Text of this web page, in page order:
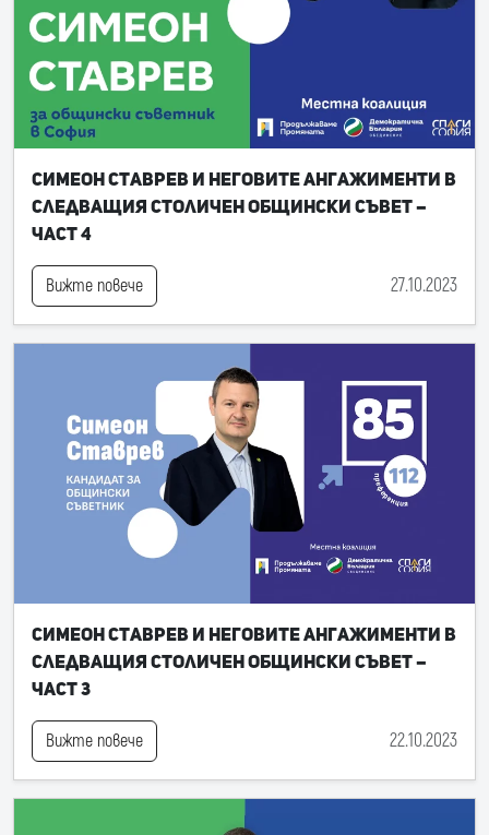
Симеон Ставрев и неговите ангажименти в
следващия Столичен общински съвет –
част 4
Вижте повече 27.10.2023
Симеон Ставрев и неговите ангажименти в
следващия Столичен общински съвет –
част 3
Вижте повече 22.10.2023